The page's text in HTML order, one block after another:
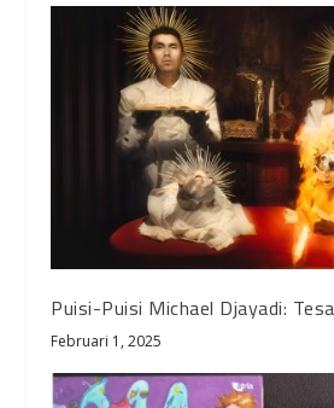
Puisi-Puisi Michael Djayadi:
Februari 1, 2025